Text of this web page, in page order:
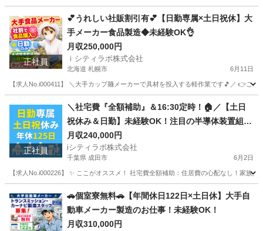
その他 住み込み
正社員
💕うれしい社販割引有💕【日勤専属×土日祝休】大
手メーカー食品製造◆未経験OK👌
月収250,000円
ｉシティラボ株式会社
北海道 札幌市 6月11日
【求人No.i000411】 ＼大手カップ麺メーカーで具材を投入する軽作業です🎵／ 👉こ
その他 未経験
正社員
＼社宅費『全額補助』＆16:30定時！🏠／【土日
祝休み＆日勤】未経験OK！注目の半導体装置組立
スタッフ募集✨
月収240,000円
iシティラボ株式会社
千葉県 成田市 6月2日
【求人No.i000226】 ✨ ここがオススメ！ 社宅費全額補助：住居費の心配なし！家族
その他 未経験
🚗個室寮無料🚗【年間休日122日×土日休】大手自
動車メーカー製造のお仕事！未経験OK！
月収310,000円